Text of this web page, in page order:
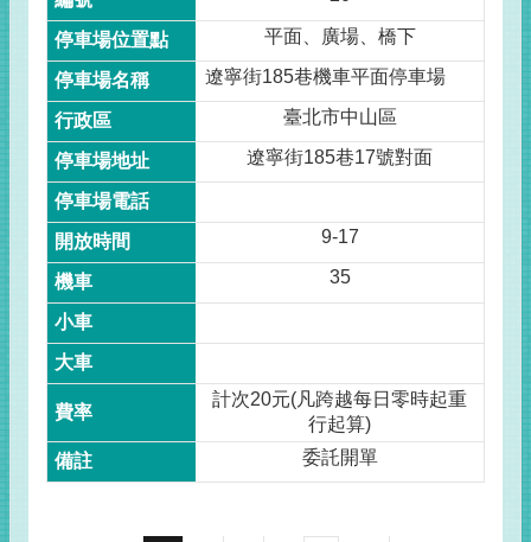
平面、廣場、橋下
遼寧街185巷機車平面停車場
臺北市中山區
遼寧街185巷17號對面
9-17
35
計次20元(凡跨越每日零時起重
行起算)
委託開單